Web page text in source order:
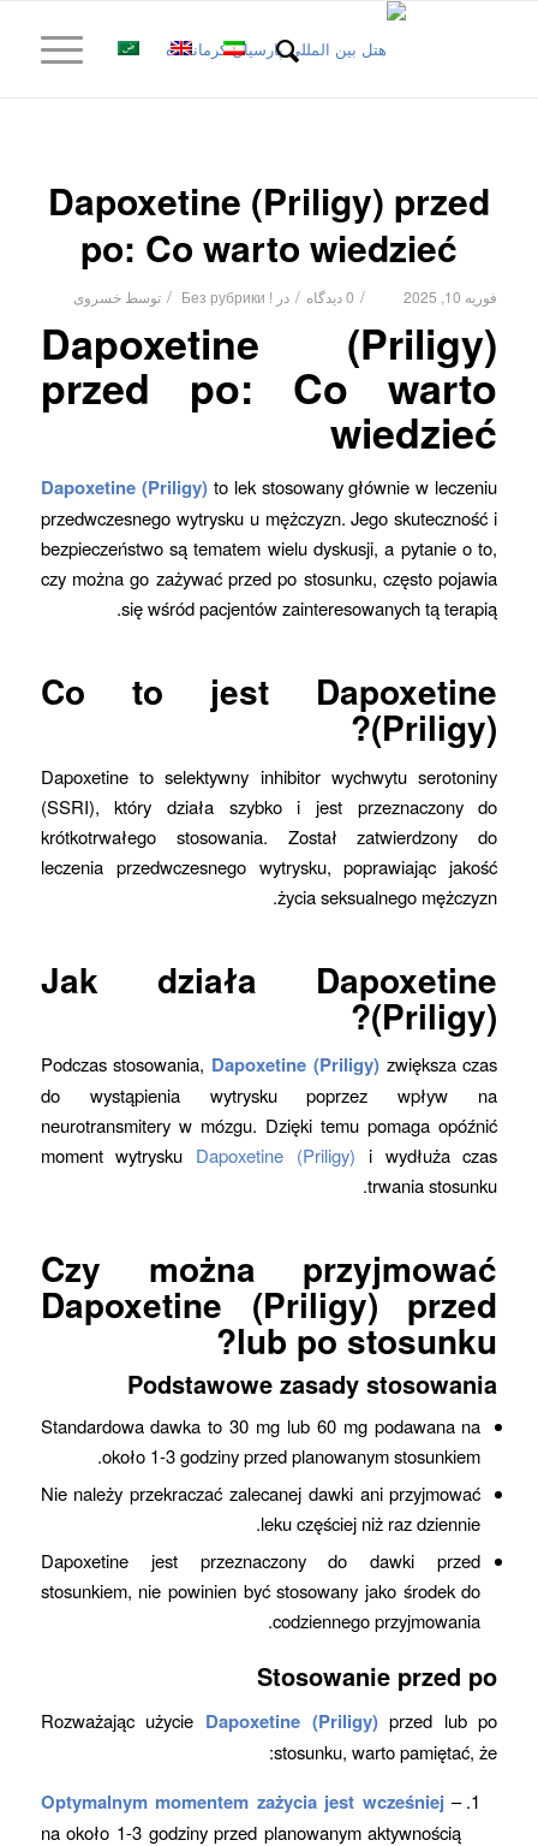
Dapoxetine (Priligy) przed
po: Co warto wiedzieć
فوریه 10, 2025 / 0 دیدگاه / در ! Без рубрики
/ توسط خسروی
Dapoxetine (Priligy)
przed po: Co warto
wiedzieć
Dapoxetine (Priligy)to lek stosowany głównie w leczeniu
przedwczesnego wytrysku u mężczyzn. Jego skuteczność i
bezpieczeństwo są tematem wielu dyskusji, a pytanie o to,
czy można go zażywać przed po stosunku, często pojawia
się wśród pacjentów zainteresowanych tą terapią.
Co to jest Dapoxetine
(Priligy)?
Dapoxetine to selektywny inhibitor wychwytu serotoniny
(SSRI), który działa szybko i jest przeznaczony do
krótkotrwałego stosowania. Został zatwierdzony do
leczenia przedwczesnego wytrysku, poprawiając jakość
życia seksualnego mężczyzn.
Jak działa Dapoxetine
(Priligy)?
Podczas stosowania, Dapoxetine (Priligy)zwiększa czas
do wystąpienia wytrysku poprzez wpływ na
neurotransmitery w mózgu. Dzięki temu pomaga opóźnić
moment wytrysku Dapoxetine (Priligy) i wydłuża czas
trwania stosunku.
Czy można przyjmować
Dapoxetine (Priligy) przed
lub po stosunku?
Podstawowe zasady stosowania
Standardowa dawka to 30 mg lub 60 mg podawana na
około 1-3 godziny przed planowanym stosunkiem.
Nie należy przekraczać zalecanej dawki ani przyjmować
leku częściej niż raz dziennie.
Dapoxetine jest przeznaczony do dawki przed
stosunkiem, nie powinien być stosowany jako środek do
codziennego przyjmowania.
Stosowanie przed po
Rozważając użycie Dapoxetine (Priligy)przed lub po
stosunku, warto pamiętać, że:
Optymalnym momentem zażycia jest wcześniej –
na około 1-3 godziny przed planowanym aktywnością